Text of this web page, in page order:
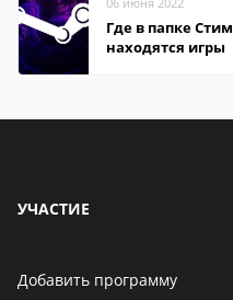
Где в папке Стим
находятся игры
УЧАСТИЕ
Добавить программу